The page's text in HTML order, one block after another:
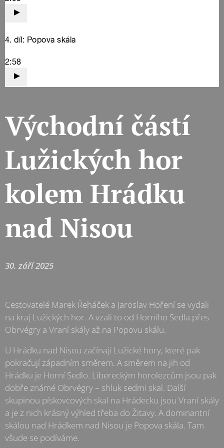
Východní částí
Lužických hor
kolem Hrádku
nad Nisou
30. září 2025
Cestovatelé Marek Řeháček a Jaroslav Hoření se vydali
na kraj Lužických hor. A vzali to od Horního Sedla přes
Obrvégry a Vraní skály až na Popovu skálu.
U Hrádku nad Nisou začínají Lužické hory, které pak
pokračují západním směrem. A směrem na jih od
Hrádku je Horní Sedlo. Libereckým horolezcům jsou pak
dobře známé Obrvégry – shluk sedmi skal. Další
skupinou pískovcových skal na Hrádecku jsou Vraní skály
a je z nich krásný výhled třeba do Žitavy. A dominantní
skálou nad Hrádkem nad Nisou je Popova skála. Tam
všude se podíváme.